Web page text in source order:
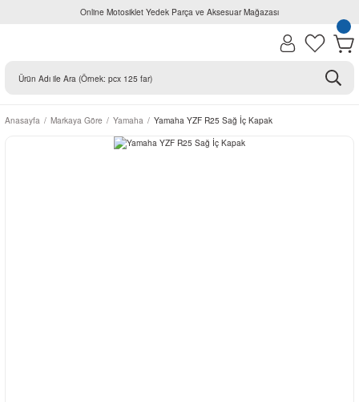
Online Motosiklet Yedek Parça ve Aksesuar Mağazası
Anasayfa Markaya Göre Yamaha Yamaha YZF R25 Sağ İç Kapak